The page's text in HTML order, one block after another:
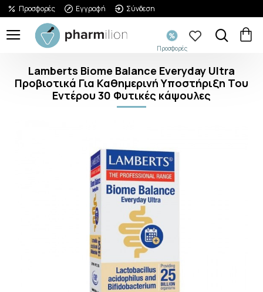
Προσφορές Εγγραφή Σύνδεση
Προσφορές
Lamberts Biome Balance Everyday Ultra
Προβιοτικά Για Καθημερινή Υποστήριξη Του
Εντέρου 30 Φυτικές κάψουλες